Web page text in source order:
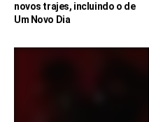
novos trajes, incluindo o de
Um Novo Dia